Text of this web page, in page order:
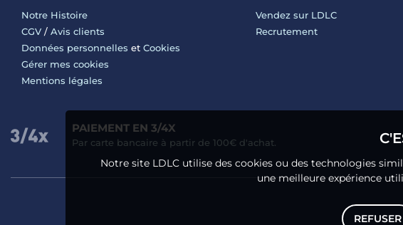
Notre Histoire
CGV / Avis clients
Données personnelles et Cookies
Gérer mes cookies
Mentions légales
Vendez sur LDLC
Recrutement
PAIEMENT EN 3/4X
Par carte bancaire à partir de 100€ d'achat.
Notre site LDLC utilise des cookies ou des technologies
une meilleure expérience
REFUSER